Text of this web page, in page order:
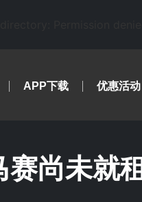
APP下载 优惠活动
尚未就租